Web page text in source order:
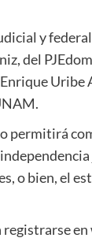
y
del
permitirá
o bien, el
registrarse en